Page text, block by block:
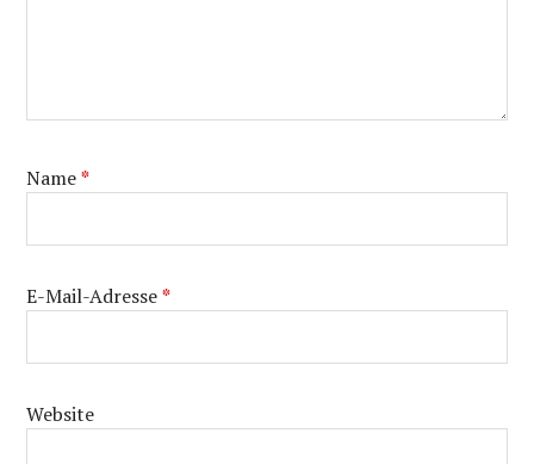
Name*
E-Mail-Adresse*
Website